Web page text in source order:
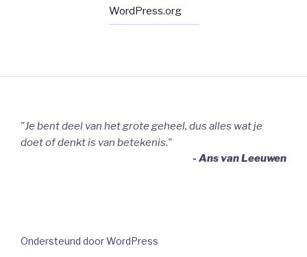
WordPress.org
"Je bent deel van het grote geheel, dus alles wat je
doet of denkt is van betekenis."
- Ans van Leeuwen
Ondersteund door WordPress